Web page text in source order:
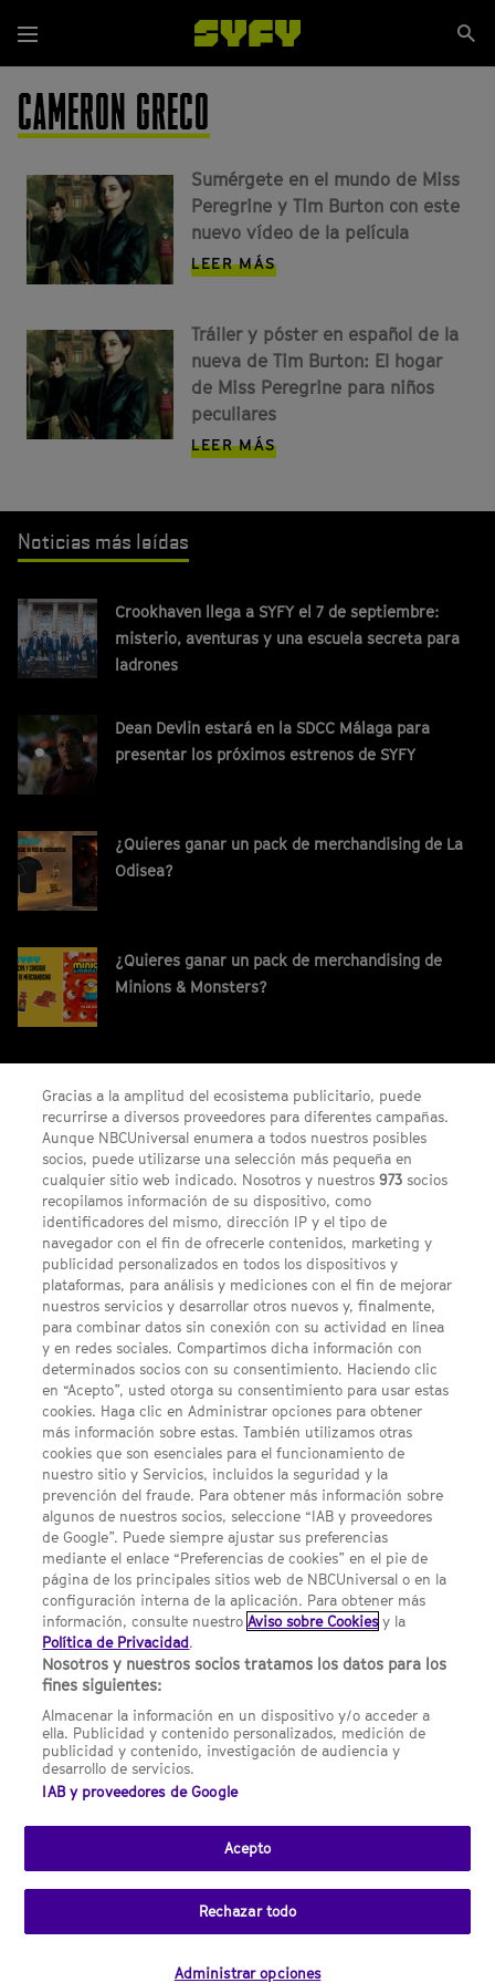
contenido
principal
Menú
CAMERON GRECO
Sumérgete en el mundo de Miss
Peregrine y Tim Burton con este
nuevo vídeo de la película
LEER MÁS
Tráiler y póster en español de la
nueva de Tim Burton: El hogar
de Miss Peregrine para niños
peculiares
LEER MÁS
Noticias más leídas
Crookhaven llega a SYFY el 7 de septiembre:
misterio, aventuras y una escuela secreta para
ladrones
Dean Devlin estará en la SDCC Málaga para
presentar los próximos estrenos de SYFY
¿Quieres ganar un pack de merchandising de La
Odisea?
¿Quieres ganar un pack de merchandising de
Minions & Monsters?
Síguenos
FACEBOOK
TWITTER
YOUTUBEINSTAGRAM
ENLACES DE INTERÉS
Acerca de SYFY
Condiciones Generales de Uso
Opciones de Anuncios
Política de privacidad
UNA DIVISIÓN DE NBCUNIVERSAL
NBCUNIVERSAL
Contáctanos por email: contact.SYFYSpain@nbcuni.com
NBC Universal Global Networks España S.L.U. Edificio Torre
Europa. Paseo de la Castellana, 95. Planta 10 28046 Madrid B-
82227893
SYFY España está sujeto a la jurisdicción española y regulado
por la Comisión Nacional de los Mercados y la Competencia
(CNMC).
SYFY
Portugal
SYFY USA
Gracias a la amplitud del ecosistema publicitario, puede
recurrirse a diversos proveedores para diferentes campañas.
Aunque NBCUniversal enumera a todos nuestros posibles
socios, puede utilizarse una selección más pequeña en
cualquier sitio web indicado. Nosotros y nuestros973 socios
recopilamos información de su dispositivo, como
identificadores del mismo, dirección IP y el tipo de
navegador con el fin de ofrecerle contenidos, marketing y
publicidad personalizados en todos los dispositivos y
plataformas, para análisis y mediciones con el fin de mejorar
nuestros servicios y desarrollar otros nuevos y, finalmente,
para combinar datos sin conexión con su actividad en línea
y en redes sociales. Compartimos dicha información con
determinados socios con su consentimiento. Haciendo clic
en “Acepto”, usted otorga su consentimiento para usar estas
cookies. Haga clic en Administrar opciones para obtener
más información sobre estas. También utilizamos otras
cookies que son esenciales para el funcionamiento de
nuestro sitio y Servicios, incluidos la seguridad y la
prevención del fraude. Para obtener más información sobre
algunos de nuestros socios, seleccione “IAB y proveedores
de Google”. Puede siempre ajustar sus preferencias
mediante el enlace “Preferencias de cookies” en el pie de
página de los principales sitios web de NBCUniversal o en la
configuración interna de la aplicación. Para obtener más
información, consulte nuestroAviso sobre Cookies y la
Política de Privacidad.
Nosotros y nuestros socios tratamos los datos para los
fines siguientes:
Almacenar la información en un dispositivo y/o acceder a
ella. Publicidad y contenido personalizados, medición de
publicidad y contenido, investigación de audiencia y
desarrollo de servicios.
IAB y proveedores de Google
Acepto
Rechazar todo
Administrar opciones